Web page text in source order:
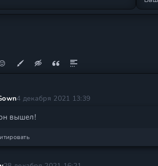
4 декабря 2021 13:39
вышел!